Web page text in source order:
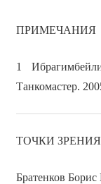
ПРИМЕЧАНИЯ
1
Танкомастер.
ТОЧКИ
Братенков